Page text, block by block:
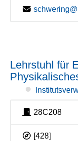
Lehrstuhl für
28C208
[428]